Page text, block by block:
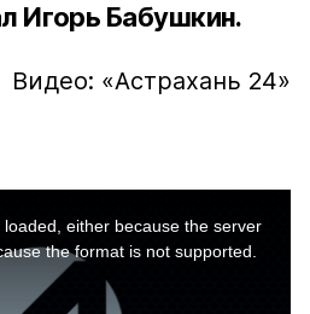
Игорь Бабушкин.
Видео: «Астрахань 24»
either because the server
the format is not supported.